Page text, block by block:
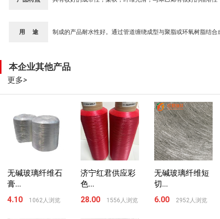
用 途 制成的产品耐水性好。通过管道缠绕成型与聚脂或环氧树脂结
本企业其他产品
更多>
无碱玻璃纤维石
膏...
4.10
1062人浏览
济宁红君供应彩
色...
28.00
1556人浏览
无碱玻璃纤维短
切...
6.00
2952人浏览